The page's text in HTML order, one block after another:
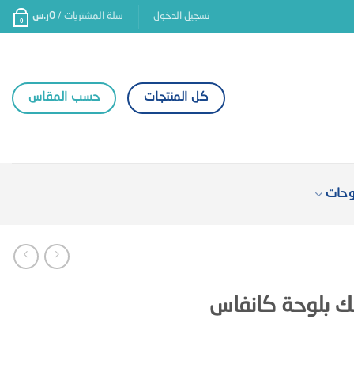
تسجيل الدخول سلة المشتريات / 0ر.س 0
كل المنتجات حسب المقاس
بلوحة كانفاس